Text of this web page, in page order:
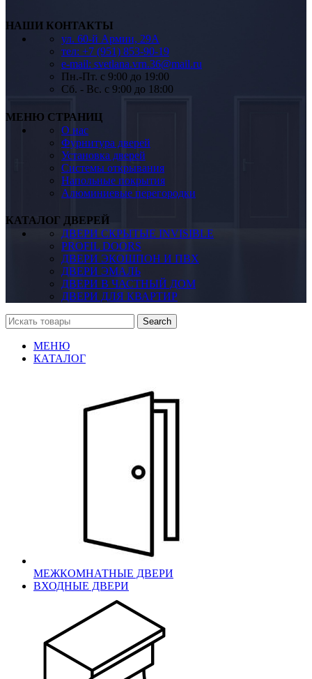
НАШИ КОНТАКТЫ
ул. 60-й Армии, 29А
тел: +7 (951) 853-90-19
e-mail: svetlana.vrn.36@mail.ru
Пн.-Пт. c 9:00 до 19:00
Сб. - Вс. c 9:00 до 18:00
МЕНЮ СТРАНИЦ
О нас
Фурнитура дверей
Установка дверей
Системы открывания
Напольные покрытия
Алюминиевые перегородки
КАТАЛОГ ДВЕРЕЙ
ДВЕРИ СКРЫТЫЕ INVISIBLE
PROFIL DOORS
ДВЕРИ ЭКОШПОН И ПВХ
ДВЕРИ ЭМАЛЬ
ДВЕРИ В ЧАСТНЫЙ ДОМ
ДВЕРИ ДЛЯ КВАРТИР
Search
МЕНЮ
КАТАЛОГ
МЕЖКОМНАТНЫЕ ДВЕРИ
ВХОДНЫЕ ДВЕРИ